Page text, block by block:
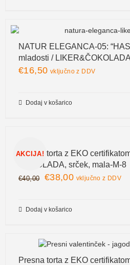
NATUR ELEGANCA-05:
mladosti / LIKER&ČOKOLADA
€16,50 vključno z DDV
Dodaj v košarico
AKCIJA!
Presna torta z EKO
ČOKOLADA, srček, mala-M-8
€40,00 €38,00 vključno z DDV
Dodaj v košarico
Presna torta z EKO